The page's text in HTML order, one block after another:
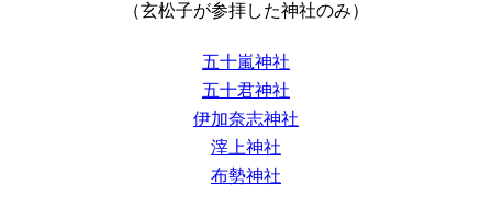
（玄松子が参拝した神社のみ）
五十嵐神社
五十君神社
伊加奈志神社
滓上神社
布勢神社